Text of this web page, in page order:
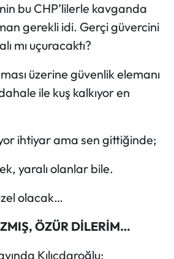
bu CHP’lilerle kavganda
gerekli idi. Gerçi güvercini
mı uçuracaktı?
üzerine güvenlik elemanı
ile kuş kalkıyor en
ihtiyar ama sen gittiğinde;
yaralı olanlar bile.
olacak…
ÖZÜR DİLERİM…
Kılıçdaroğlu;